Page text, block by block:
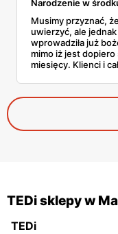
Narodzenie w
Musimy przyznać,
uwierzyć, ale
wprowadziła już
mimo iż jest dopiero
miesięcy. Klienci i
TEDi sklepy w
TEDi